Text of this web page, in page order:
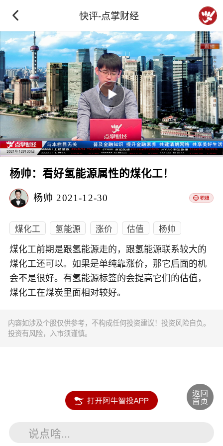
快评-点掌财经
杨帅：看好氢能源属性的煤化工！
杨帅 2021-12-30
煤化工 氢能源 涨价 估值 杨帅
煤化工前期是跟氢能源走的，跟氢能源联系较大的
煤化工还可以。如果是单纯靠涨价，那它后面的机
会不是很好。有氢能源标签的会提高它们的估值，
煤化工在煤炭里面相对较好。
内容如涉及个股仅供参考，不构成任何投资建议！投资风险自负。
投资有风险，入市须谨慎。
说点啥...